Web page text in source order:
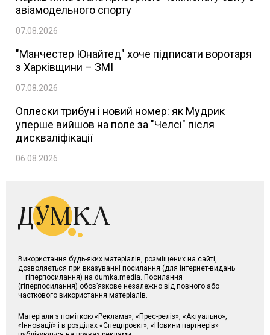
авіамодельного спорту
07.08.2026
"Манчестер Юнайтед" хоче підписати воротаря
з Харківщини – ЗМІ
07.08.2026
Оплески трибун і новий номер: як Мудрик
уперше вийшов на поле за "Челсі" після
дискваліфікації
06.08.2026
Використання будь-яких матеріалів, розміщених на сайті,
дозволяється при вказуванні посилання (для інтернет-видань
— гіперпосилання) на dumka.media. Посилання
(гіперпосилання) обов’язкове незалежно від повного або
часткового використання матеріалів.
Матеріали з поміткою «Реклама», «Прес-реліз», «Актуально»,
«Інновації» і в розділах «Спецпроєкт», «Новини партнерів»